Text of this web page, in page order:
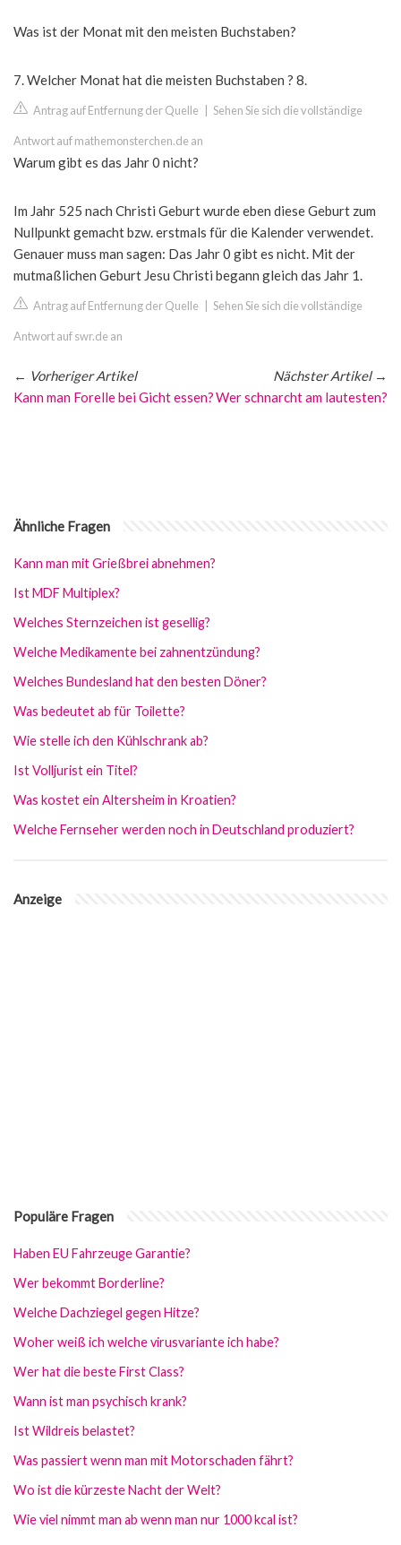
Was ist der Monat mit den meisten Buchstaben?
7. Welcher Monat hat die meisten Buchstaben ? 8.
Antrag auf Entfernung der Quelle Sehen Sie sich die vollständige
Antwort auf mathemonsterchen.de an
Warum gibt es das Jahr 0 nicht?
Im Jahr 525 nach Christi Geburt wurde eben diese Geburt zum
Nullpunkt gemacht bzw. erstmals für die Kalender verwendet.
Genauer muss man sagen: Das Jahr 0 gibt es nicht. Mit der
mutmaßlichen Geburt Jesu Christi begann gleich das Jahr 1.
Antrag auf Entfernung der Quelle Sehen Sie sich die vollständige
Antwort auf swr.de an
← Vorheriger Artikel
Kann man Forelle bei Gicht essen?
Nächster Artikel→
Wer schnarcht am lautesten?
Ähnliche Fragen
Kann man mit Grießbrei abnehmen?
Ist MDF Multiplex?
Welches Sternzeichen ist gesellig?
Welche Medikamente bei zahnentzündung?
Welches Bundesland hat den besten Döner?
Was bedeutet ab für Toilette?
Wie stelle ich den Kühlschrank ab?
Ist Volljurist ein Titel?
Was kostet ein Altersheim in Kroatien?
Welche Fernseher werden noch in Deutschland produziert?
Anzeige
Populäre Fragen
Haben EU Fahrzeuge Garantie?
Wer bekommt Borderline?
Welche Dachziegel gegen Hitze?
Woher weiß ich welche virusvariante ich habe?
Wer hat die beste First Class?
Wann ist man psychisch krank?
Ist Wildreis belastet?
Was passiert wenn man mit Motorschaden fährt?
Wo ist die kürzeste Nacht der Welt?
Wie viel nimmt man ab wenn man nur 1000 kcal ist?